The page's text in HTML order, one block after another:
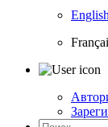
English